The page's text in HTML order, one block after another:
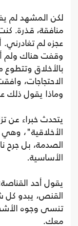
لكن المشهد لم
منافقة، قذرة.
عجزه لم
وقفت هناك ولم
بالأخلاق
الاحتجاجات،
وماذا يقول
يتحدث خبراء عن
الأخلاقية"،
الصدمة، بل جرح
الأساسية.
يقول أحد
القنص، يبدو كل
تنسى وجوه
معك.